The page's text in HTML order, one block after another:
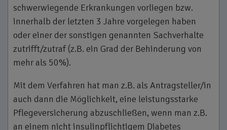
schwerwiegende Erkrankungen vorliegen bzw.
innerhalb der letzten 3 Jahre vorgelegen haben
oder einer der sonstigen genannten Sachverhalte
zutrifft/zutraf (z.B. ein Grad der Behinderung von
mehr als 50%).
Mit dem Verfahren hat man z.B. als Antragsteller/in
auch dann die Möglichkeit, eine leistungsstarke
Pflegeversicherung abzuschließen, wenn man z.B.
an einem nicht insulinpflichtigem Diabetes